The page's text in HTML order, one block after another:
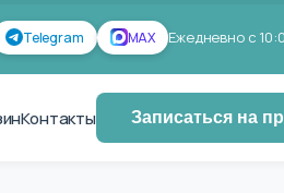
Telegram MAX Ежедневно с
Контакты Записаться на